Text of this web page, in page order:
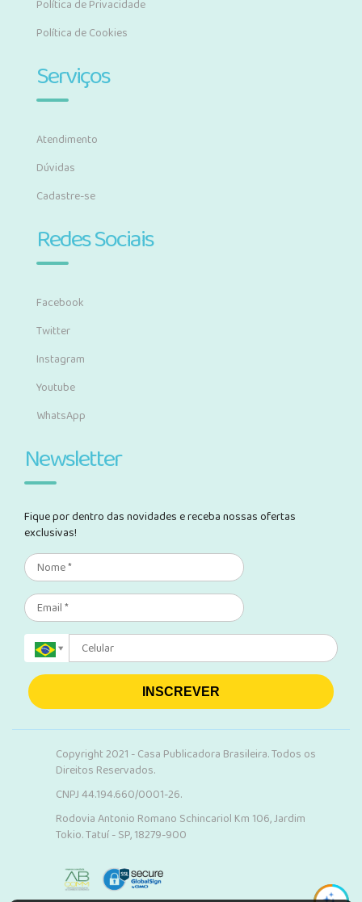
Política de Privacidade
Política de Cookies
Serviços
Atendimento
Dúvidas
Cadastre-se
Redes Sociais
Facebook
Twitter
Instagram
Youtube
WhatsApp
Newsletter
Fique por dentro das novidades e receba nossas ofertas
exclusivas!
INSCREVER
Copyright 2021 - Casa Publicadora Brasileira. Todos os
Direitos Reservados.
CNPJ 44.194.660/0001-26.
Rodovia Antonio Romano Schincariol Km 106, Jardim
Tokio. Tatuí - SP, 18279-900